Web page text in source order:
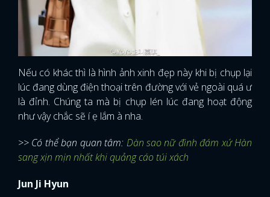
Nếu có khác thì là hình ảnh xinh đẹp này khi bị chụp lại
lúc đang dùng điện thoại trên đường với vẻ ngoài quá ư
là đỉnh. Chúng ta mà bị chụp lén lúc đang hoạt động
như vậy chắc sẽ í ẹ lắm à nha.
>> Có thể bạn quan tâm: Dàn sao nữ đình đám xứ Hàn
sang xịn mịn nhất khi quảng cáo túi xách
Jun Ji Hyun